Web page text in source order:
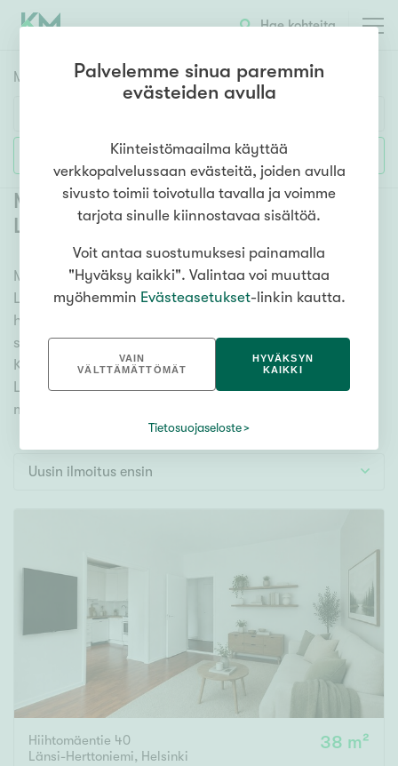
Hae kohteita
Myyntikohteet
Huoneluku
1h 2h 3h 4h 5h+
Asuntotyyppi
Kerros-/luhtitalo
Rivitalo/paritalo
Omakoti-/erillistalo
Maa- tai metsätila
Vapaa-ajan asunto
000 €
Pinta-ala
Lisää hakuehtoja
Myytävät kerrostaloasunnot Helsinki
Länsi-Herttoniemi (1)
Meiltä löydät myytävät kerrostaloasunnot Helsinki
Länsi-Herttoniemi kattavasti ja helposti. Kätevän
hakutyökalumme avulla löydät unelmiesi kodin, oli
sitten tähtäimessä sauna, parveke tai merinäköala.
Katso alta kaikki myytävät kerrostaloasunnot Helsinki
Länsi-Herttoniemi ja valitse itsellesi mieleinen! Tutustu
myös videoesittelyihimme!
Uusin ilmoitus ensin
Hiihtomäentie 40
Länsi-Herttoniemi, Helsinki
38 m²
Palvelemme sinua paremmin
evästeiden avulla
Kiinteistömaailma käyttää
verkkopalvelussaan evästeitä, joiden avulla
sivusto toimii toivotulla tavalla ja voimme
tarjota sinulle kiinnostavaa sisältöä.
Voit antaa suostumuksesi painamalla
"Hyväksy kaikki". Valintaa voi muuttaa
myöhemmin Evästeasetukset-linkin kautta.
VAIN
VÄLTTÄMÄTTÖMÄT
HYVÄKSYN
KAIKKI
Tietosuojaseloste